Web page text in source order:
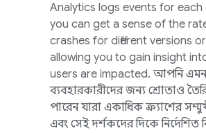
Analytics logs events for each
you can get a sense of the
crashes for different versions
allowing you to gain insight
users are impacted. আপনি এমন
ব্যবহারকারীদের জন্য শ্রোতাও
পারেন যারা একাধিক ক্র্যাশের
এবং সেই দর্শকদের দিকে নির্দেশিত